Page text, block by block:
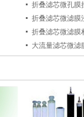
折叠滤芯微孔膜
折叠滤芯微滤膜
折叠滤芯微滤膜
大流量滤芯微滤